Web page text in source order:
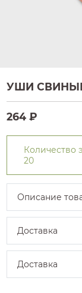
УШИ
264 ₽
Количество
20
Описание
Доставка
Доставка